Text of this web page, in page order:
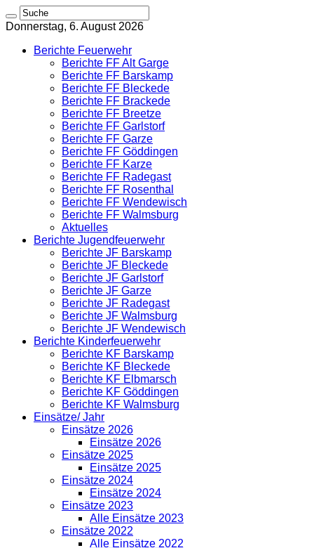
Donnerstag, 6. August 2026
Berichte Feuerwehr
Berichte FF Alt Garge
Berichte FF Barskamp
Berichte FF Bleckede
Berichte FF Brackede
Berichte FF Breetze
Berichte FF Garlstorf
Berichte FF Garze
Berichte FF Göddingen
Berichte FF Karze
Berichte FF Radegast
Berichte FF Rosenthal
Berichte FF Wendewisch
Berichte FF Walmsburg
Aktuelles
Berichte Jugendfeuerwehr
Berichte JF Barskamp
Berichte JF Bleckede
Berichte JF Garlstorf
Berichte JF Garze
Berichte JF Radegast
Berichte JF Walmsburg
Berichte JF Wendewisch
Berichte Kinderfeuerwehr
Berichte KF Barskamp
Berichte KF Bleckede
Berichte KF Elbmarsch
Berichte KF Göddingen
Berichte KF Walmsburg
Einsätze/ Jahr
Einsätze 2026
Einsätze 2026
Einsätze 2025
Einsätze 2025
Einsätze 2024
Einsätze 2024
Einsätze 2023
Alle Einsätze 2023
Einsätze 2022
Alle Einsätze 2022